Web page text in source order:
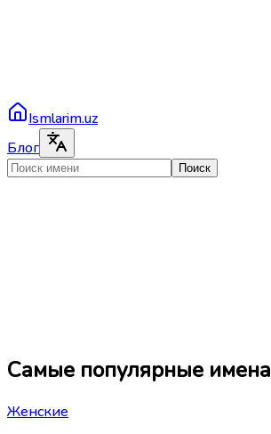
Ismlarim.uz
Блог
Поиск
Самые популярные имена
Женские